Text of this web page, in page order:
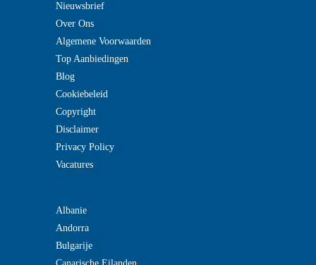
Nieuwsbrief
Over Ons
Algemene Voorwaarden
Top Aanbiedingen
Blog
Cookiebeleid
Copyright
Disclaimer
Privacy Policy
Vacatures
Albanie
Andorra
Bulgarije